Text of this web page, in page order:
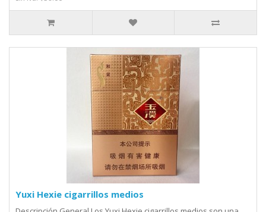
Yuxi Hexie cigarrillos medios